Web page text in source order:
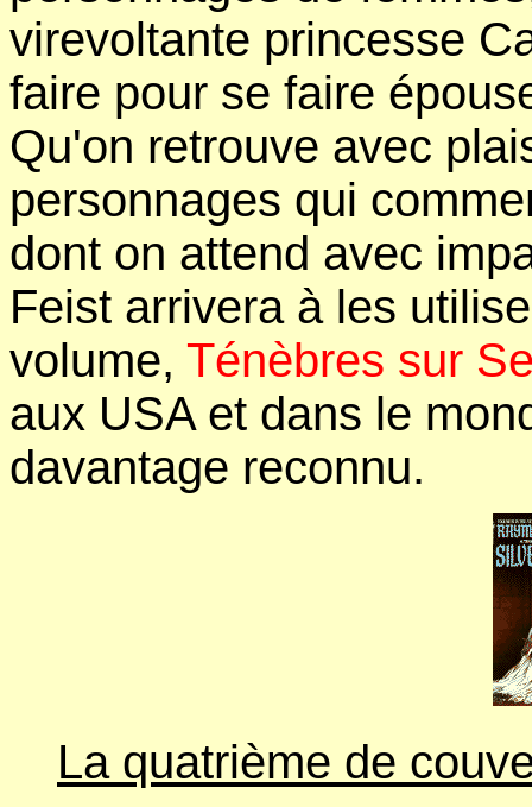
virevoltante princesse
faire pour se faire
Qu'on retrouve avec
personnages qui
dont on attend avec
Feist arrivera à les
volume, Ténèbres sur
aux USA et dans le
davantage reconnu.
La quatrième de